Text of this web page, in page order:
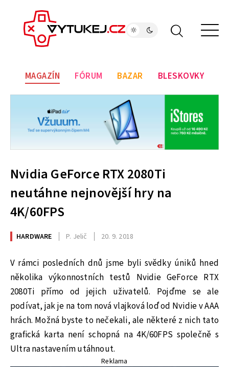
MAGAZÍN FÓRUM BAZAR BLESKOVKY
Nvidia GeForce RTX 2080Ti
neutáhne nejnovější hry na
4K/60FPS
HARDWARE P. Jelič 20. 9. 2018
V rámci posledních dnů jsme byli svědky úniků hned
několika výkonnostních testů Nvidie GeForce RTX
2080Ti přímo od jejich uživatelů. Pojďme se ale
podívat, jak je na tom nová vlajková loď od Nvidie v AAA
hrách. Možná byste to nečekali, ale některé z nich tato
grafická karta není schopná na 4K/60FPS společně s
Ultra nastavením utáhnout.
Reklama